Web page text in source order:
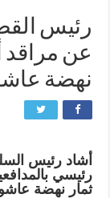
رئيس
عن مراقد
نهضة
أشاد رئيس
رئيسي
ثمار نهضة